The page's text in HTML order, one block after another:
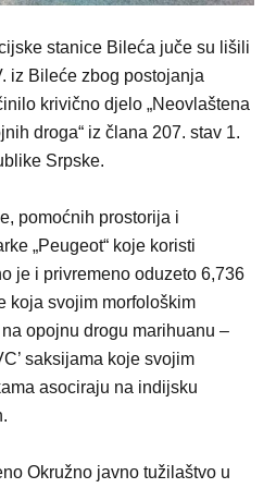
stanice Bileća juče su lišili
iz Bileće zbog postojanja
krivično djelo „Neovlaštena
droga“ iz člana 207. stav 1.
Srpske.
pomoćnih prostorija i
„Peugeot“ koje koristi
je i privremeno oduzeto 6,736
koja svojim morfološkim
opojnu drogu marihuanu –
saksijama koje svojim
asociraju na indijsku
Okružno javno tužilaštvo u